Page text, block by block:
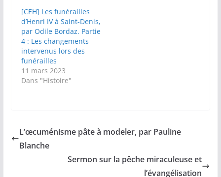
[CEH] Les funérailles
d’Henri IV à Saint-Denis,
par Odile Bordaz. Partie
4 : Les changements
intervenus lors des
funérailles
11 mars 2023
Dans "Histoire"
L’œcuménisme pâte à modeler, par Pauline
Blanche
Sermon sur la pêche miraculeuse et
l’évangélisation